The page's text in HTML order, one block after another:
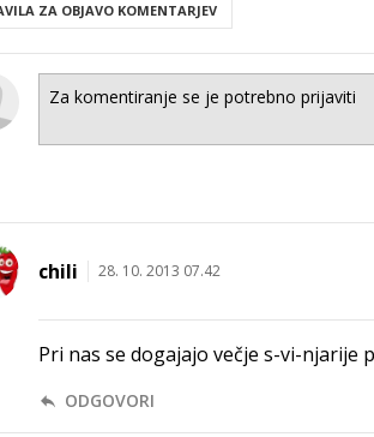
ZA OBJAVO KOMENTARJEV
chili 28. 10. 2013 07.42
Pri nas se dogajajo večje s-vi-njarije
ODGOVORI